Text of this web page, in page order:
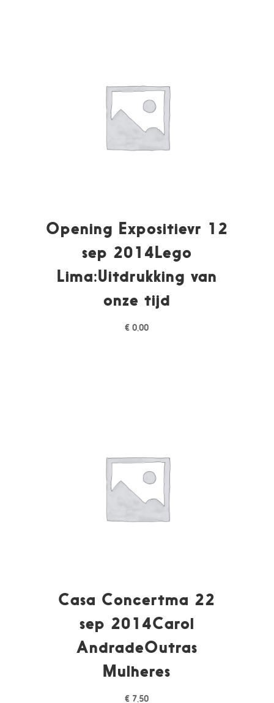
Opening Expositievr 12
sep 2014Lego
Lima:Uitdrukking van
onze tijd
€ 0,00
Casa Concertma 22
sep 2014Carol
AndradeOutras
Mulheres
€ 7,50